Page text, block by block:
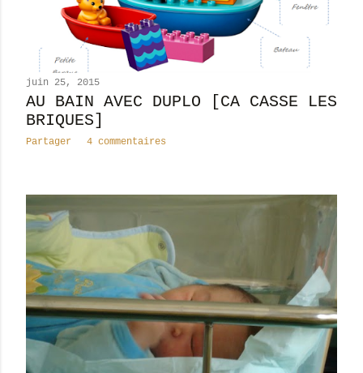
juin 25, 2015
AU BAIN AVEC DUPLO [CA CASSE LES
BRIQUES]
Partager 4 commentaires